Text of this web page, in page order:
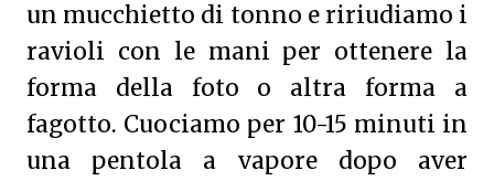
un mucchietto di tonno e ririudiamo i
ravioli con le mani per ottenere la
forma della foto o altra forma a
fagotto. Cuociamo per 10-15 minuti in
una pentola a vapore dopo aver